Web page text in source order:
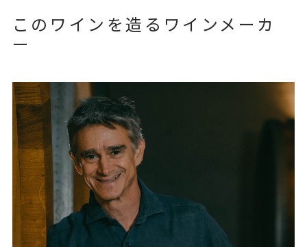
このワインを造るワインメーカ
ー